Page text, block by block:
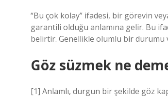
“Bu çok kolay” ifadesi, bir görevin
garantili olduğu anlamına gelir. Bu
belirtir. Genellikle olumlu bir durumu
Göz süzmek ne
[1] Anlamlı, durgun bir şekilde göz